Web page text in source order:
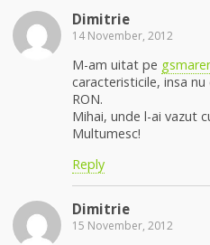
Dimitrie
14 November, 2012
M-am uitat pe
caracteristicile, insa
RON.
Mihai, unde l-ai vazut
Multumesc!
Reply
Dimitrie
15 November, 2012